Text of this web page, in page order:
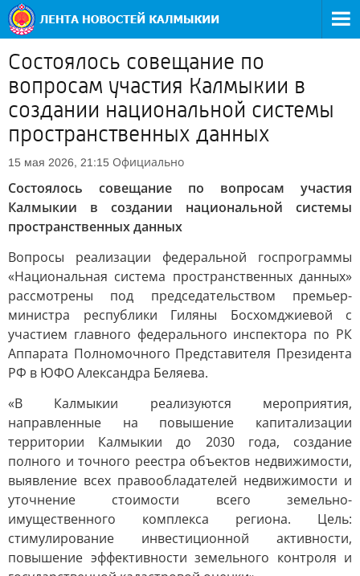
Состоялось совещание по
вопросам участия Калмыкии в
создании национальной системы
пространственных данных
15 мая 2026, 21:15 Официально
Состоялось совещание по вопросам участия
Калмыкии в создании национальной системы
пространственных данных
Вопросы реализации федеральной госпрограммы
«Национальная система пространственных данных»
рассмотрены под председательством премьер-
министра республики Гиляны Босхомджиевой с
участием главного федерального инспектора по РК
Аппарата Полномочного Представителя Президента
РФ в ЮФО Александра Беляева.
«В Калмыкии реализуются мероприятия,
направленные на повышение капитализации
территории Калмыкии до 2030 года, создание
полного и точного реестра объектов недвижимости,
выявление всех правообладателей недвижимости и
уточнение стоимости всего земельно-
имущественного комплекса региона. Цель:
стимулирование инвестиционной активности,
повышение эффективности земельного контроля и